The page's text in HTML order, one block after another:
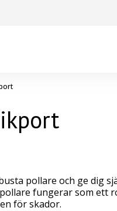
pollare och ge dig
fungerar som ett
för skador.